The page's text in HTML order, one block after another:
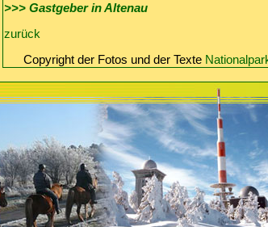
>>> Gastgeber in Altenau
zurück
Copyright der Fotos und der Texte